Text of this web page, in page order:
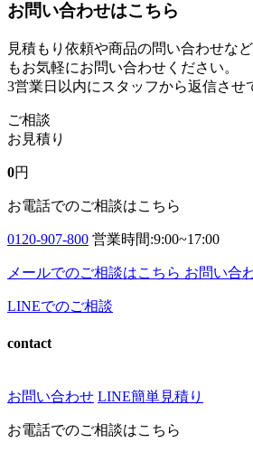
お問い合わせはこちら
見積もり依頼や商品の問い合わせな
もお気軽にお問い合わせください。
3営業日以内にスタッフから返信させ
ご相談
お見積り
0円
お電話でのご相談はこちら
0120-907-800 営業時間:9:00~17:00
メールでのご相談はこちら お問い合
LINEでのご相談
contact
お問い合わせ LINE簡単見積り
お電話でのご相談はこちら